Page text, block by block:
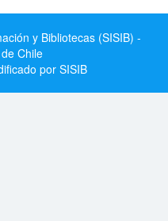
y Bibliotecas (SISIB) -
Chile
por SISIB